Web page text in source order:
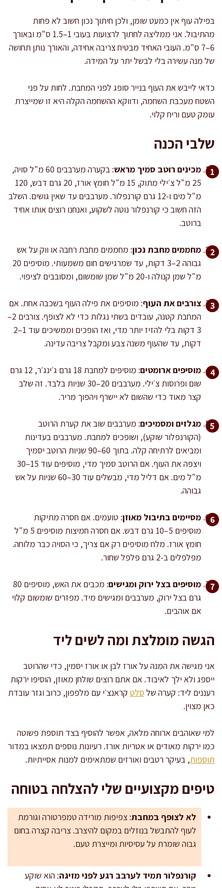
בפילה עוף אין כמעט שומן, ולכן חיתוך נכון חשוב לא פחות
מהתיבול. אני ממליצה לחתוך לרצועות בעובי 1–1.5 ס"מ ובאורך
6–7 ס"מ. העובי האחיד מבטיח צריבה אחידה, והאורך נותן תחושה
של מנה עשירה בלי לבשל יתר על המידה.
כדאי לייבש את העוף בנייר סופג לפני המחבת. לחות על פני
השטח מעכבת השחמה, ודווקא ההשחמה הקלה היא זו שמייצרת
עומק טעם וריח קלוי.
שלבי הכנה
מכינים רוטב סמיך מראש
: בקערה מערבבים 60 מ"ל סויה,
25 מ"ל צ׳ילי מתוק, 15 מ"ל חומץ אורז, 20 גרם דבש, 120
מ"ל מים ו-12 גרם קורנפלור. מערבבים עד שאין גושים. השלב
הזה חשוב כי קורנפלור נוטה לשקוע, ואנחנו רוצים אותו אחיד
ברוטב.
מחממים מחבת נכון: מחממים מחבת רחבה או ווק על אש
גבוהה 2–3 דקות, עד שמרגישים חום משמעותי. מוסיפים 20
מ"ל שמן קנולה ו-20 מ"ל שמן שומשום, ומסובבים לציפוי.
צורבים את העוף: מוסיפים את פילה העוף בשכבה אחת. אם
המחבת קטנה, עובדים בשתי נגלות כדי לא לצופף. צורבים 2–
3 דקות בלי להזיז יותר מדי, ואז הופכים וממשיכים עוד 1–2
דקות, עד שהעוף משנה צבע ומקבל צריבה עדינה.
מוסיפים ארומטים
: מוסיפים למחבת 18 גרם ג׳ינג׳ר, 12 גרם
שום ופרוסות צ׳ילי. מערבבים 20–30 שניות בלבד. זה שלב
קצר מאוד כדי שהשום לא יישרף ויהפוך מריר.
מגלזים ומסמיכים: מערבבים שוב את קערת הרוטב
(הקורנפלור שוקע), ושופכים למחבת. מערבבים בעדינות
ומביאים לרתיחה קלה. בתוך 60–90 שניות הרוטב יסמיך
ויצפה את העוף. אם הרוטב סמיך מדי, מוסיפים עוד 15–30
מ"ל מים. אם דליל מדי, מבשלים עוד 30–60 שניות על אש
גבוהה.
מסיימים בתיבול מאוזן: טועמים. אם חסרה מתיקות
מוסיפים 5–10 גרם דבש. אם חסרה חמיצות מוסיפים 5 מ"ל
חומץ אורז. מלח מוסיפים רק אם צריך, כי הסויה כבר מלוחה.
מפלפלים ב-2 גרם פלפל שחור.
מוסיפים בצל ירוק ומגישים
: מכבים את האש, מוסיפים 80
גרם בצל ירוק, מערבבים ומגישים מיד. מפזרים שומשום קלוי
אם אוהבים.
הגשה מומלצת ומה לשים ליד
אני מגישה את המנה על אורז לבן או אורז יסמין, כדי שהרוטב
ייספג ולא ילך לאיבוד. אם אתם רוצים שולחן מאוזן, הוסיפו ירקות
רעננים ליד: קערה של סלט קראנצ׳י עם מלפפון, כרוב וגזר עובדת
כאן מצוין.
למי שאוהבים ארוחה מלאה, אפשר להוסיף בצד תוספת פשוטה
כמו ירקות מאודים או אטריות אורז. רעיונות נוספים תמצאו במדור
תוספות, בעיקר רטבים ואורזים שמתאימים למנות אסייתיות.
טיפים מקצועיים שלי להצלחה בטוחה
לא לצופף במחבת: צפיפות מורידה טמפרטורה וגורמת
לעוף להתבשל בנוזלים במקום להיצרב. צריבה קצרה בחום
גבוה שומרת על עסיסיות ומייצרת טעם.
קורנפלור תמיד לערבב רגע לפני מזיגה: הוא שוקע